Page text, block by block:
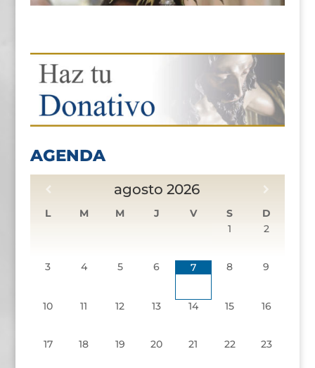
AGENDA
agosto 2026
L M M J V S
D
1
2
3 4 5 6 7 8 9
10 11 12 13 14 15 16
17 18 19 20 21 22 23